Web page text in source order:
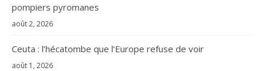
pompiers pyromanes
août 2, 2026
Ceuta : l’hécatombe que l’Europe refuse de voir
août 1, 2026